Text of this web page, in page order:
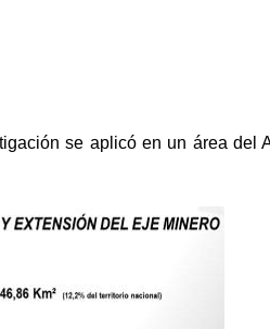
se aplicó en un área del